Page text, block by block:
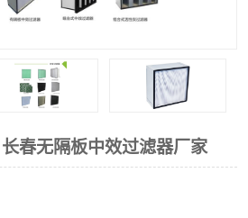
春无隔板中效过滤器厂家
过滤器